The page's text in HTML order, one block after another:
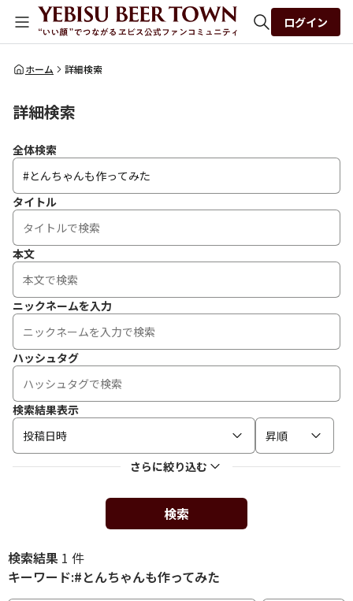
全体検索
ログイン
ホーム 詳細検索
詳細検索
全体検索
タイトル
本文
ニックネームを入力
ハッシュタグ
検索結果表示
投稿日時
昇順
さらに絞り込む
検索
検索結果 1 件
キーワード:#とんちゃんも作ってみた